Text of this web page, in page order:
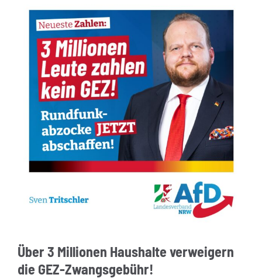
Über 3 Millionen Haushalte verweigern
die GEZ-Zwangsgebühr!